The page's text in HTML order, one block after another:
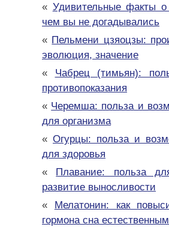
« Удивительные факты
чем вы не догадывались
« Пельмени цзяоцзы:
эволюция, значение
« Чабрец (тимьян):
противопоказания
« Черемша: польза и
для организма
« Огурцы: польза и
для здоровья
« Плавание: польза
развитие выносливости
« Мелатонин: как
гормона сна